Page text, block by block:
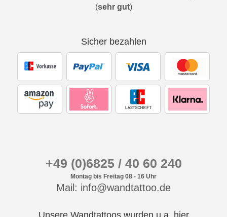
(sehr gut)
Sicher bezahlen
+49 (0)6825 / 40 60 240
Montag bis Freitag 08 - 16 Uhr
Mail: info@wandtattoo.de
Unsere Wandtattoos wurden u.a. hier